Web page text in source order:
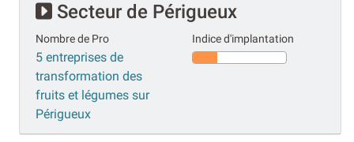
Secteur de Périgueux
Nombre de Pro
5 entreprises de
transformation des
fruits et légumes sur
Périgueux
Indice d'implantation